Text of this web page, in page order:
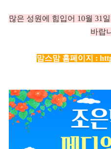
많은 성원에 힘입어 10월 31
바랍
맘스맘 홈페이지 :